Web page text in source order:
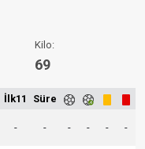
Kilo:
69
İlk11 Süre
- - - - - -